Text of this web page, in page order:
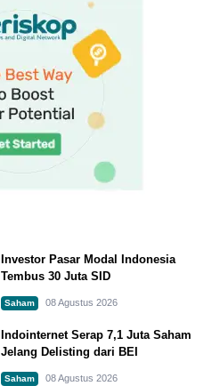
Investor Pasar Modal Indonesia
Tembus 30 Juta SID
Saham 08 Agustus 2026
Indointernet Serap 7,1 Juta Saham
Jelang Delisting dari BEI
Saham 08 Agustus 2026